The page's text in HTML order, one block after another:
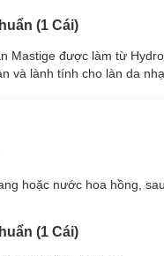
(1 Cái)
Mastige được làm từ
và lành tính cho làn da
hoặc nước hoa hồng,
(1 Cái)